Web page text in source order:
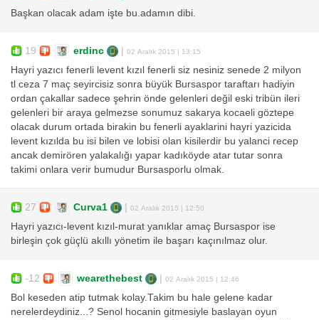
Başkan olacak adam işte bu.adamın dibi.
19 erdinc 02 Aralık 2015 | 13:15
Hayri yazıcı fenerli levent kızıl fenerli siz nesiniz senede 2 milyon
tl ceza 7 maç seyircisiz sonra büyük Bursaspor taraftarı hadiyin
ordan çakallar sadece şehrin önde gelenleri değil eski tribün ileri
gelenleri bir araya gelmezse sonumuz sakarya kocaeli göztepe
olacak durum ortada birakin bu fenerli ayaklarini hayri yazicida
levent kızılda bu isi bilen ve lobisi olan kisilerdir bu yalanci recep
ancak demirören yalakalığı yapar kadıköyde atar tutar sonra
takimi onlara verir bumudur Bursasporlu olmak.
27 Curva1 02 Aralık 2015 | 12:50
Hayri yazıcı-levent kızıl-murat yanıklar amaç Bursaspor ise
birleşin çok güçlü akıllı yönetim ile başarı kaçınılmaz olur.
-12 wearethebest 02 Aralık 2015 | 12:46
Bol keseden atip tutmak kolay.Takim bu hale gelene kadar
nerelerdeydiniz...? Senol hocanin gitmesiyle baslayan oyun